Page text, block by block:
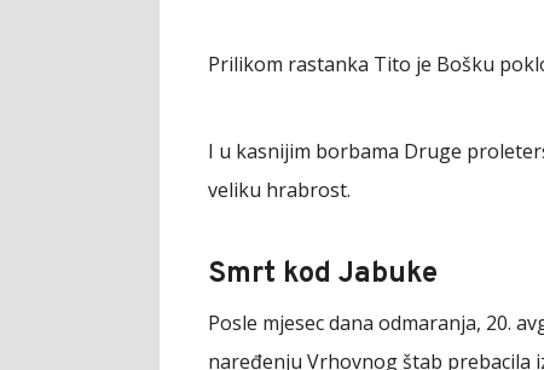
Prilikom rastanka Tito je Bošku
I u kasnijim borbama Druge
veliku hrabrost.
Smrt kod Jabuke
Posle mjesec dana odmaranja, 20.
naređenju Vrhovnog štab prebacila